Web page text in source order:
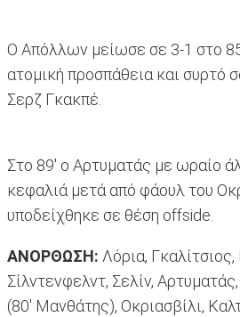
Ο Απόλλων μείωσε σε 3-1 στο
ατομική προσπάθεια και συρτό
Σερζ Γκακπέ.
Στο 89' ο Αρτυματάς με ωραίο
κεφαλιά μετά από φάουλ του
υποδείχθηκε σε θέση offside.
ΑΝΟΡΘΩΣΗ: Λόρια,
Σίλντενφελντ, Σελίν,
(80' Μανθάτης), Οκριασβίλι,